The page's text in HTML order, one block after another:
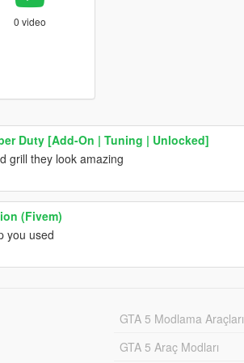
0 video
Duty [Add-On | Tuning | Unlocked]
grill they look amazing
(Fivem)
you used
GTA 5 Modlama Araçları
GTA 5 Araç Modları